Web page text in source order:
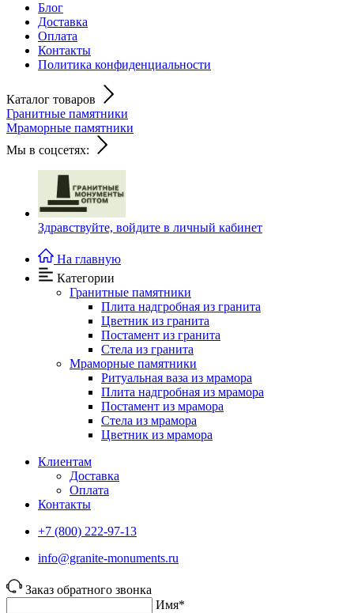
Блог
Доставка
Оплата
Контакты
Политика конфиденциальности
Каталог товаров
Гранитные памятники
Мраморные памятники
Мы в соцсетях:
Здравствуйте, войдите в личный кабинет
На главную
Категории
Гранитные памятники
Плита надгробная из гранита
Цветник из гранита
Постамент из гранита
Стела из гранита
Мраморные памятники
Ритуальная ваза из мрамора
Плита надгробная из мрамора
Постамент из мрамора
Стела из мрамора
Цветник из мрамора
Клиентам
Доставка
Оплата
Контакты
+7 (800) 222-97-13
info@granite-monuments.ru
Заказ обратного звонка
Имя*